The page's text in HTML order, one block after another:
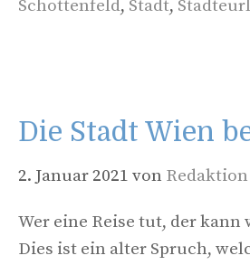
Schottenfeld, Stadt,
Die Stadt Wien
2. Januar 2021 von Redaktion
Wer eine Reise tut, der kann
Dies ist ein alter Spruch,